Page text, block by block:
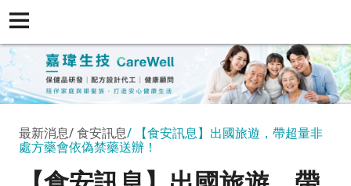
最新消息 食安訊息
【食安訊息】出國旅遊，帶超量非
處方藥會依偽禁藥送辦！